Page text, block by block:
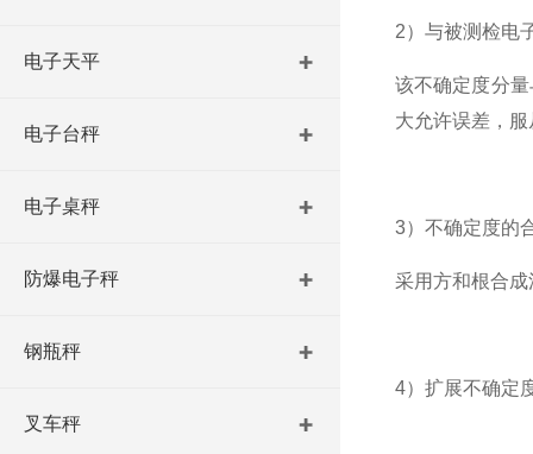
电子天平
电子台秤
电子桌秤
防爆电子秤
钢瓶秤
叉车秤
2）与被测检电
该不确定度分
大允许误差，
3）不确定度的
采用方和根合成
4）扩展不确定